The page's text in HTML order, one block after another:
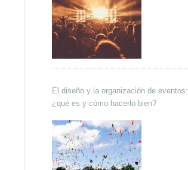
El diseño y la organización de eventos:
¿qué es y cómo hacerlo bien?